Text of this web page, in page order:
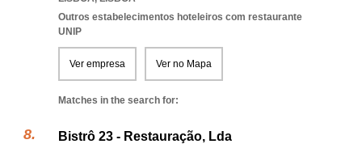
Outros estabelecimentos hoteleiros com restaurante
UNIP
Ver empresa Ver no Mapa
Matches in the search for:
Bistrô 23 - Restauração, Lda